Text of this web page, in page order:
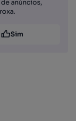
anúncios,
Sim